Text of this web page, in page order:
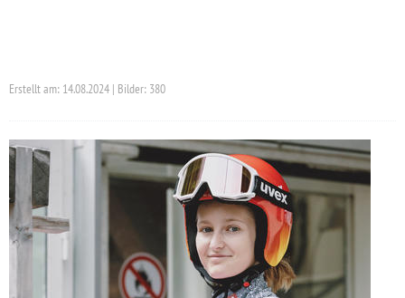
Erstellt am: 14.08.2024 | Bilder: 380